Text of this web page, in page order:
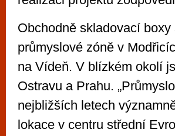
Obchodně skladovací
průmyslové zóně v
na Vídeň. V blízkém okolí
Ostravu a Prahu.
nejbližších letech
lokace v centru střední